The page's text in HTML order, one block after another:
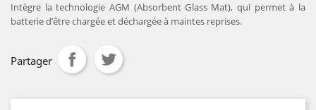
Intègre la technologie AGM (Absorbent Glass Mat), qui permet à la
batterie d’être chargée et déchargée à maintes reprises.
Partager